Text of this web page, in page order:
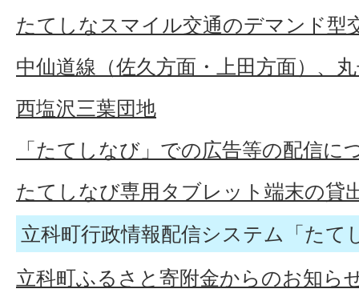
たてしなスマイル交通のデマンド型
中仙道線（佐久方面・上田方面）、
西塩沢三葉団地
「たてしなび」での広告等の配信に
たてしなび専用タブレット端末の貸
立科町行政情報配信システム「たて
立科町ふるさと寄附金からのお知ら